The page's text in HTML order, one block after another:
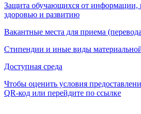
Защита обучающихся от
здоровью и развитию
Вакантные места для приема
Стипендии и иные виды
Доступная среда
Чтобы оценить условия
QR-код или перейдите по ссылке